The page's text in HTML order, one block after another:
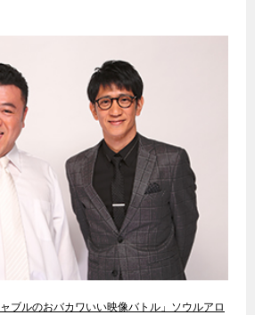
ブルのおバカワいい映像バトル」ソウルアロ